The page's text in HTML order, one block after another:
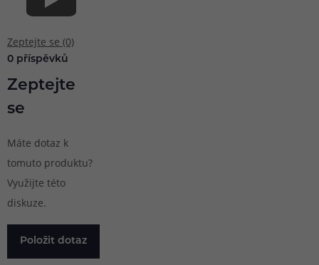
Zeptejte se (0)
0 příspěvků
Zeptejte
se
Máte dotaz k
tomuto produktu?
Využijte této
diskuze.
Položit dotaz